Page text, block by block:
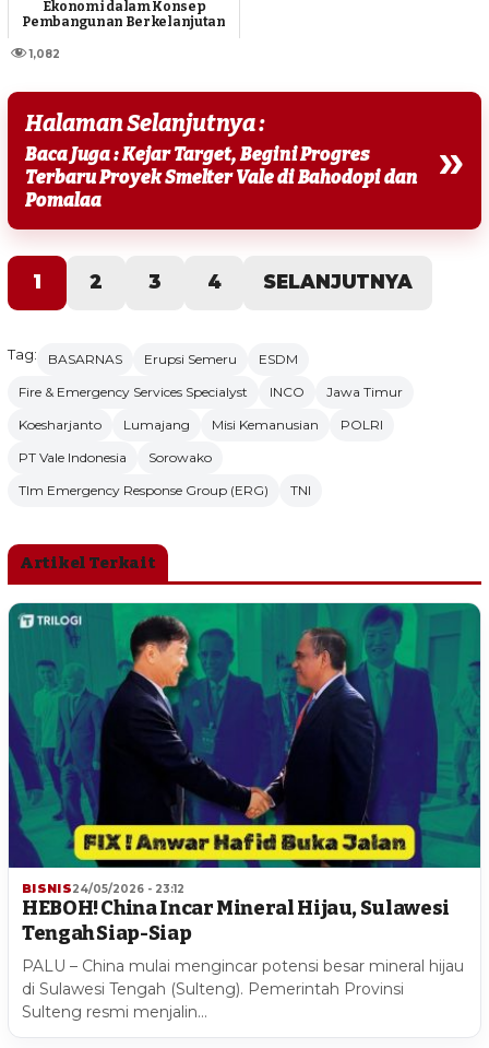
Ekonomi dalam Konsep
Pembangunan Berkelanjutan
1,082
Halaman Selanjutnya :
Baca Juga : Kejar Target, Begini Progres
Terbaru Proyek Smelter Vale di Bahodopi dan
Pomalaa
»
1 2 3 4 SELANJUTNYA
Tag: BASARNAS Erupsi Semeru
ESDM
Fire & Emergency Services Specialyst
INCO
Jawa Timur
Koesharjanto
Lumajang Misi Kemanusian
POLRI
PT Vale Indonesia
Sorowako
TIm Emergency Response Group (ERG)
TNI
Artikel Terkait
BISNIS24/05/2026 - 23:12
HEBOH! China Incar Mineral Hijau, Sulawesi
Tengah Siap-Siap
PALU – China mulai mengincar potensi besar mineral hijau
di Sulawesi Tengah (Sulteng). Pemerintah Provinsi
Sulteng resmi menjalin…